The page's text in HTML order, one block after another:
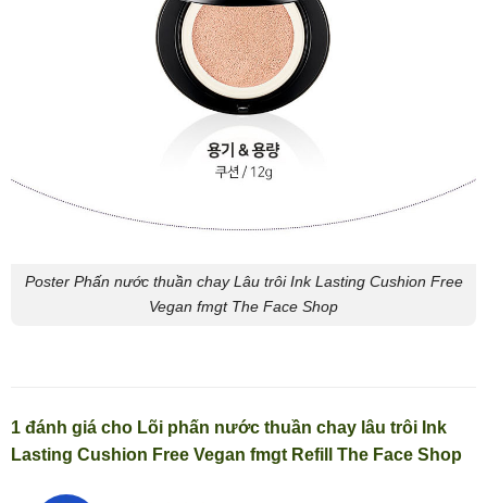
Poster Phấn nước thuần chay Lâu trôi Ink Lasting Cushion Free
Vegan fmgt The Face Shop
1 đánh giá cho Lõi phấn nước thuần chay lâu trôi Ink
Lasting Cushion Free Vegan fmgt Refill The Face Shop